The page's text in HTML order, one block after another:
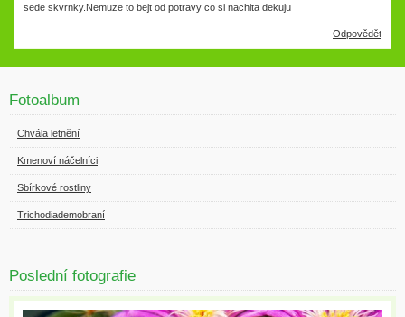
sede skvrnky.Nemuze to bejt od potravy co si nachita dekuju
Odpovědět
Fotoalbum
Chvála letnění
Kmenoví náčelníci
Sbírkové rostliny
Trichodiademobraní
Poslední fotografie